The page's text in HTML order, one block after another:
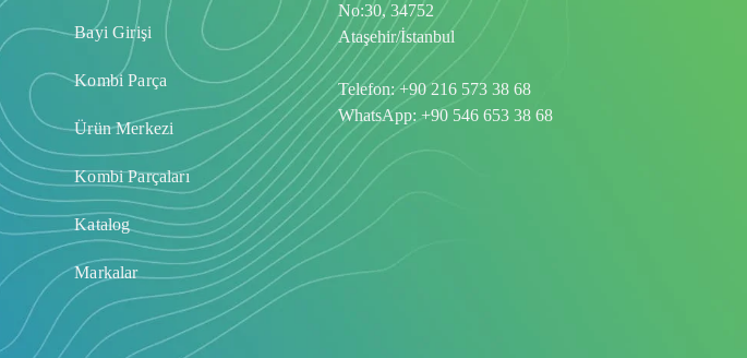
Bayi Girişi
Kombi Parça
Ürün Merkezi
Kombi Parçaları
Katalog
Markalar
No:30, 34752
Ataşehir/İstanbul
Telefon:+90 216 573 38 68
WhatsApp:+90 546 653 38 68